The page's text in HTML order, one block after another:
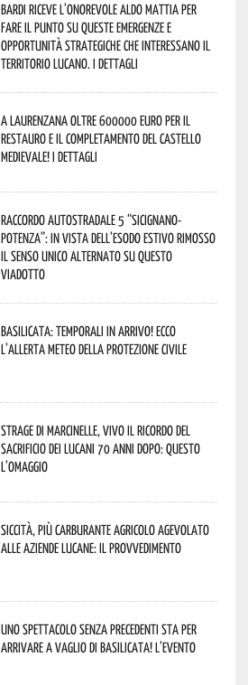
Bardi riceve l’onorevole Aldo Mattia per
fare il punto su queste emergenze e
opportunità strategiche che interessano il
territorio lucano. I dettagli
A Laurenzana oltre 600000 euro per il
restauro e il completamento del Castello
Medievale! I dettagli
Raccordo Autostradale 5 “Sicignano-
Potenza”: in vista dell’esodo estivo rimosso
il senso unico alternato su questo
viadotto
Basilicata: temporali in arrivo! Ecco
l’allerta meteo della Protezione civile
Strage di Marcinelle, vivo il ricordo del
sacrificio dei lucani 70 anni dopo: questo
l’omaggio
Siccità, più carburante agricolo agevolato
alle aziende lucane: il provvedimento
Uno spettacolo senza precedenti sta per
arrivare a Vaglio di Basilicata! L’evento